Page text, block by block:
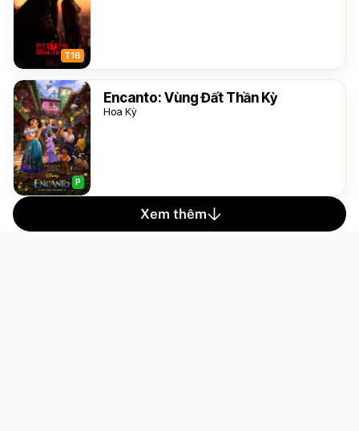
T16
P
Encanto: Vùng Đất Thần Kỳ
Hoa Kỳ
Xem thêm